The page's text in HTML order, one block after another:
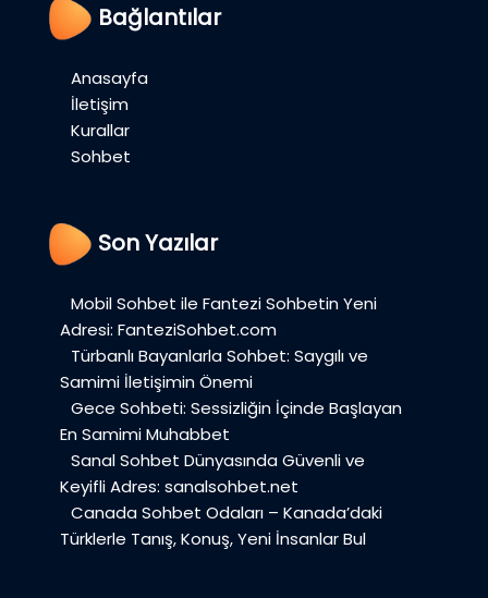
Bağlantılar
Anasayfa
İletişim
Kurallar
Sohbet
Son Yazılar
Mobil Sohbet ile Fantezi Sohbetin Yeni
Adresi: FanteziSohbet.com
Türbanlı Bayanlarla Sohbet: Saygılı ve
Samimi İletişimin Önemi
Gece Sohbeti: Sessizliğin İçinde Başlayan
En Samimi Muhabbet
Sanal Sohbet Dünyasında Güvenli ve
Keyifli Adres: sanalsohbet.net
Canada Sohbet Odaları – Kanada’daki
Türklerle Tanış, Konuş, Yeni İnsanlar Bul